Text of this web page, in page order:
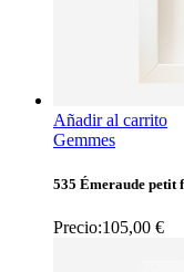
Añadir al carrito
Gemmes
535 Émeraude petit
Precio:105,00 €